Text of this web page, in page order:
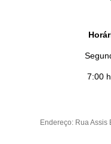
7:00
Endereço: Rua